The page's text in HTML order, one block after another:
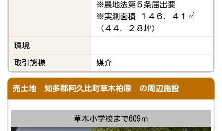
※農地法第５条届出要
※実測面積 １４６．４１㎡
（４４．２８坪）
環境
取引態様 媒介
売土地 知多郡阿久比町草木柏原 の周辺施設
草木小学校まで609ｍ